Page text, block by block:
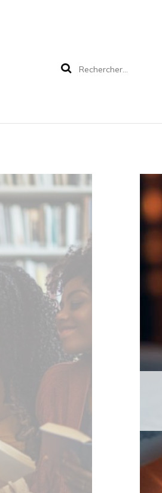
Rechercher :